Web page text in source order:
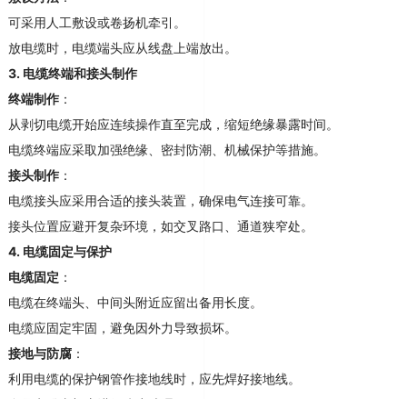
可采用人工敷设或卷扬机牵引 。
放电缆时，电缆端头应从线盘上端放出。
3. 电缆终端和接头制作
终端制作：
从剥切电缆开始应连续操作直至完成，缩短绝缘暴露时间。
电缆终端应采取加强绝缘、密封防潮、机械保护等措施。
接头制作：
电缆接头应采用合适的接头装置，确保电气连接可靠。
接头位置应避开复杂环境，如交叉路口、通道狭窄处。
4. 电缆固定与保护
电缆固定 ：
电缆在终端头、中间头附近应留出备用长度。
电缆应固定牢固，避免因外力导致损坏。
接地与防腐：
利用电缆的保护钢管作接地线时，应先焊好接地线。